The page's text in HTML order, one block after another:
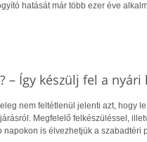
hatását már több ezer éve
– Így készülj fel a nyári
nem feltétlenül jelenti azt, hogy
Megfelelő felkészüléssel,
napokon is élvezhetjük a szabadtéri